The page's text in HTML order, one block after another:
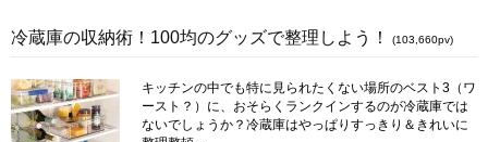
冷蔵庫の収納術！100均のグッズで整理しよう！ (103,660pv)
キッチンの中でも特に見られたくない場所のベスト3（ワ
ースト？）に、おそらくランクインするのが冷蔵庫では
ないでしょうか？冷蔵庫はやっぱりすっきり＆きれいに